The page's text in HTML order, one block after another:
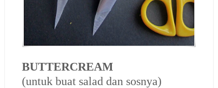
BUTTERCREAM
(untuk buat salad dan sosnya)